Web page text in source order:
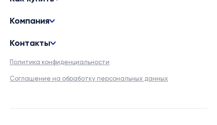
Компания
Контакты
Политика конфиденциальности
Соглашение на обработку персональных данных